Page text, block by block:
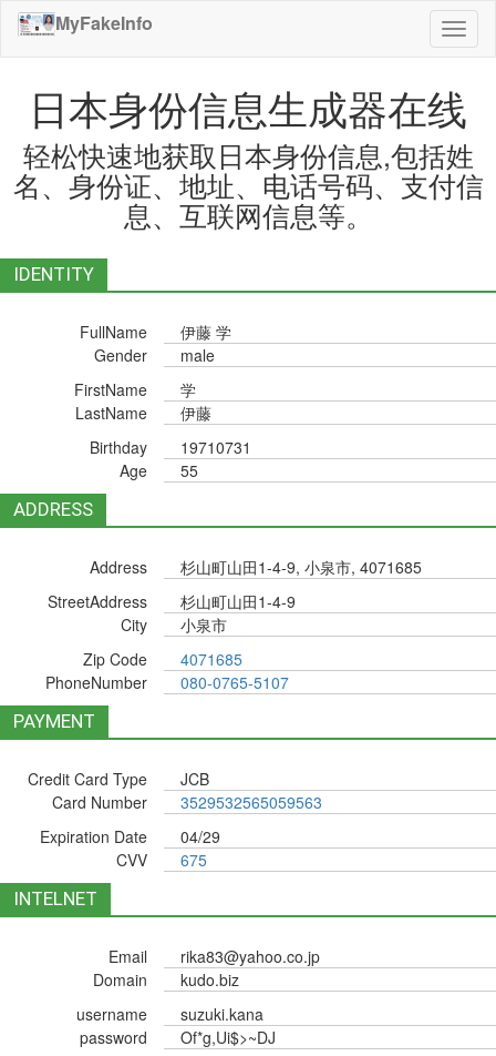
切
换
航
MyFakeInfo
日本身份信息生成器在线
轻松快速地获取日本身份信息,包括姓
名、身份证、地址、电话号码、支付信
息、互联网信息等。
IDENTITY
FullName
伊藤 学
Gender
male
FirstName
学
LastName
伊藤
Birthday
19710731
Age
55
ADDRESS
Address
杉山町山田1-4-9, 小泉市, 4071685
StreetAddress
杉山町山田1-4-9
City
小泉市
Zip Code
4071685
PhoneNumber
080-0765-5107
PAYMENT
Credit Card Type
JCB
Card Number
3529532565059563
Expiration Date
04/29
CVV
675
INTELNET
Email
rika83@yahoo.co.jp
Domain
kudo.biz
username
suzuki.kana
password
Of*g,Ui$>~DJ